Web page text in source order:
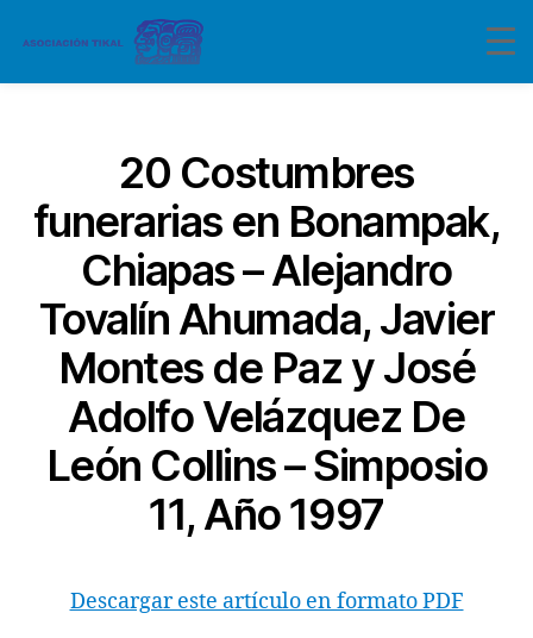
20 Costumbres
funerarias en Bonampak,
Chiapas – Alejandro
Tovalín Ahumada, Javier
Montes de Paz y José
Adolfo Velázquez De
León Collins – Simposio
11, Año 1997
Descargar este artículo en formato PDF